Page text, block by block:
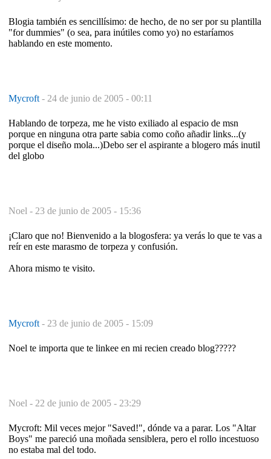
Blogia también es sencillísimo: de hecho, de no ser por su plantilla
"for dummies" (o sea, para inútiles como yo) no estaríamos
hablando en este momento.
Mycroft - 24 de junio de 2005 - 00:11
Hablando de torpeza, me he visto exiliado al espacio de msn
porque en ninguna otra parte sabia como coño añadir links...(y
porque el diseño mola...)Debo ser el aspirante a blogero más inutil
del globo
Noel - 23 de junio de 2005 - 15:36
¡Claro que no! Bienvenido a la blogosfera: ya verás lo que te vas a
reír en este marasmo de torpeza y confusión.
Ahora mismo te visito.
Mycroft - 23 de junio de 2005 - 15:09
Noel te importa que te linkee en mi recien creado blog?????
Noel - 22 de junio de 2005 - 23:29
Mycroft: Mil veces mejor "Saved!", dónde va a parar. Los "Altar
Boys" me pareció una moñada sensiblera, pero el rollo incestuoso
no estaba mal del todo.